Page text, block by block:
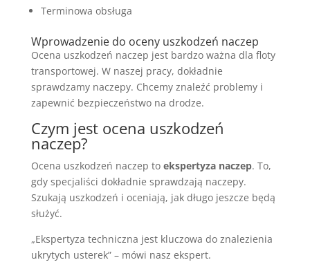
Terminowa obsługa
Wprowadzenie do oceny uszkodzeń naczep
Ocena uszkodzeń naczep jest bardzo ważna dla floty
transportowej. W naszej pracy, dokładnie
sprawdzamy naczepy. Chcemy znaleźć problemy i
zapewnić bezpieczeństwo na drodze.
Czym jest ocena uszkodzeń
naczep?
Ocena uszkodzeń naczep to ekspertyza naczep. To,
gdy specjaliści dokładnie sprawdzają naczepy.
Szukają uszkodzeń i oceniają, jak długo jeszcze będą
służyć.
„Ekspertyza techniczna jest kluczowa do znalezienia
ukrytych usterek” – mówi nasz ekspert.